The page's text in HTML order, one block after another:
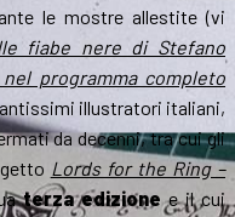
le mostre allestite (vi
fiabe nere di Stefano
nel programma completo
illustratori italiani,
da decenni, tra cui gli
Lords for the Ring –
terza edizionee il cui